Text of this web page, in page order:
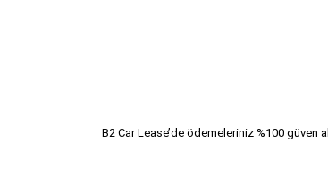
B2 Car Lease’de ödemeleriniz %100 güven